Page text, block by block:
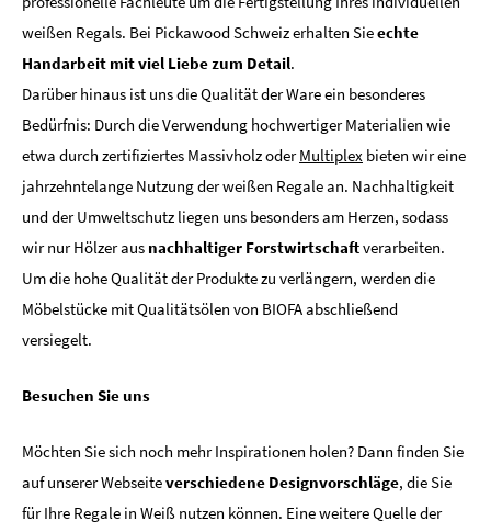
weißen Regals. Bei Pickawood Schweiz erhalten Sieechte
Handarbeit mit viel Liebe zum Detail.
Darüber hinaus ist uns die Qualität der Ware ein besonderes
Bedürfnis: Durch die Verwendung hochwertiger Materialien wie
etwa durch zertifiziertes Massivholz oderMultiplex bieten wir eine
jahrzehntelange Nutzung der weißen Regale an. Nachhaltigkeit
und der Umweltschutz liegen uns besonders am Herzen, sodass
wir nur Hölzer aus nachhaltiger Forstwirtschaftverarbeiten.
Um die hohe Qualität der Produkte zu verlängern, werden die
Möbelstücke mit Qualitätsölen von BIOFA abschließend
versiegelt.
Besuchen Sie uns
Möchten Sie sich noch mehr Inspirationen holen? Dann finden Sie
auf unserer Webseiteverschiedene Designvorschläge, die Sie
für Ihre Regale in Weiß nutzen können. Eine weitere Quelle der